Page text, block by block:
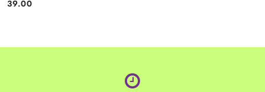
Cena:
39.00